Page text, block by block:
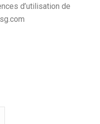
d’utilisation de